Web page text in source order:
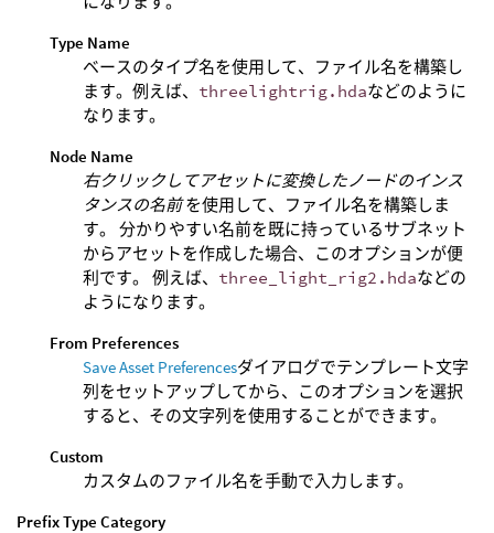
Type Name
ベースのタイプ名を使用して、ファイル名を構築し
ます。例えば、 threelightrig.hdaなどのように
なります。
Node Name
右クリックしてアセットに変換したノードのインス
タンスの名前を使用して、ファイル名を構築しま
す。 分かりやすい名前を既に持っているサブネット
からアセットを作成した場合、このオプションが便
利です。 例えば、 three_light_rig2.hdaなどの
ようになります。
From Preferences
Save Asset Preferencesダイアログでテンプレート文字
列をセットアップしてから、このオプションを選択
すると、その文字列を使用することができます。
Custom
カスタムのファイル名を手動で入力します。
Prefix Type Category